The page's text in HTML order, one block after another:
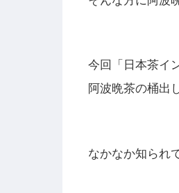
今回「日本茶イ
阿波晩茶の桶出
なかなか知られ